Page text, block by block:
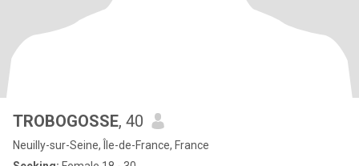
TROBOGOSSE, 40
Neuilly-sur-Seine, Île-de-France, France